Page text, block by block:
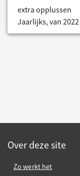
extra opplussen
Jaarlijks, van
Over deze site
Zo werkt het